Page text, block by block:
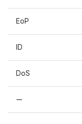
EoP
ID
DoS
—